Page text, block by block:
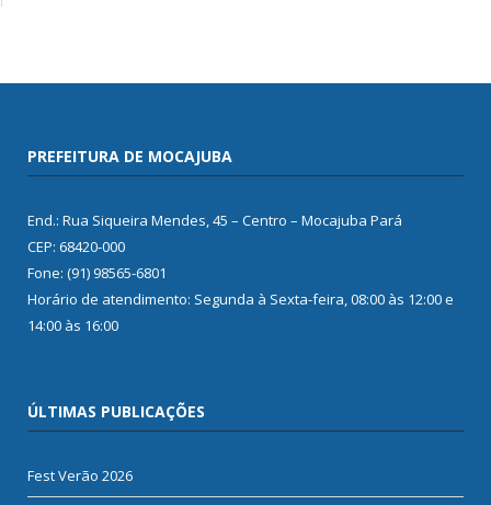
PREFEITURA DE MOCAJUBA
End.: Rua Siqueira Mendes, 45 – Centro – Mocajuba Pará
CEP: 68420-000
Fone: (91) 98565-6801
Horário de atendimento: Segunda à Sexta-feira, 08:00 às 12:00 e
14:00 às 16:00
ÚLTIMAS PUBLICAÇÕES
Fest Verão 2026